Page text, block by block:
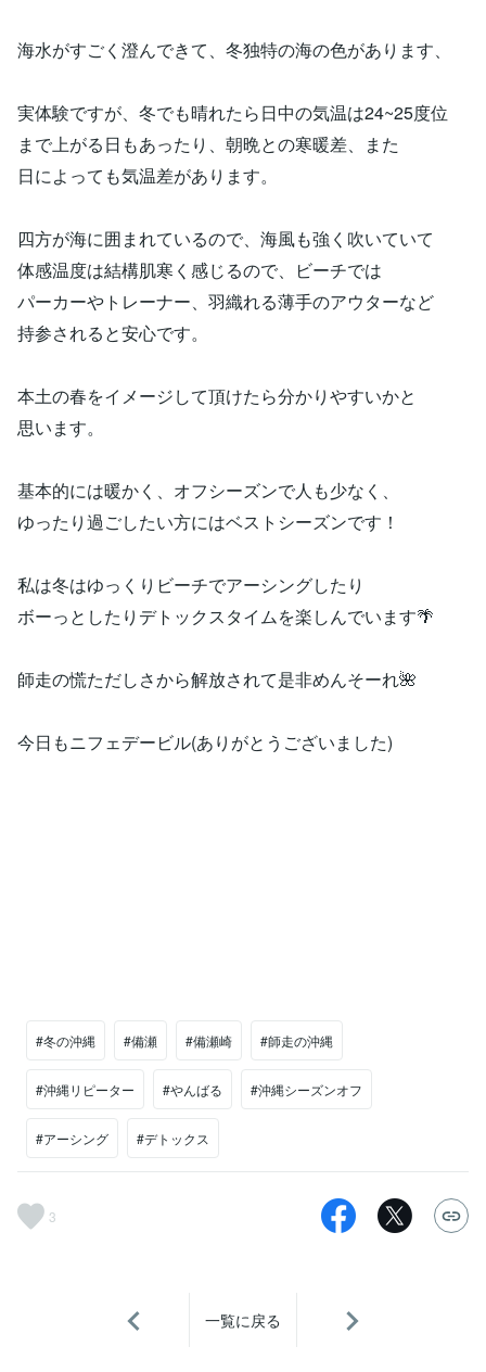
海水がすごく澄んできて、冬独特の海の色があります、
実体験ですが、冬でも晴れたら日中の気温は24~25度位
まで上がる日もあったり、朝晩との寒暖差、また
日によっても気温差があります。
四方が海に囲まれているので、海風も強く吹いていて
体感温度は結構肌寒く感じるので、ビーチでは
パーカーやトレーナー、羽織れる薄手のアウターなど
持参されると安心です。
本土の春をイメージして頂けたら分かりやすいかと
思います。
基本的には暖かく、オフシーズンで人も少なく、
ゆったり過ごしたい方にはベストシーズンです！
私は冬はゆっくりビーチでアーシングしたり
ボーっとしたりデトックスタイムを楽しんでいます🌴
師走の慌ただしさから解放されて是非めんそーれ🌺
今日もニフェデービル(ありがとうございました)
#冬の沖縄 #備瀬 #備瀬崎 #師走の沖縄
#沖縄リピーター #やんばる #沖縄シーズンオフ
#アーシング #デトックス
3
一覧に戻る